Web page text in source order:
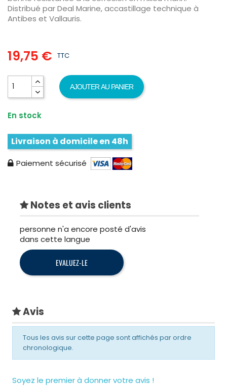
Distribué par Deal Marine, accastillage technique à
Antibes et Vallauris.
19,75 € TTC
AJOUTER AU PANIER
En stock
Livraison à domicile en 48h
Paiement sécurisé
Notes et avis clients
personne n'a encore posté d'avis
dans cette langue
EVALUEZ-LE
Avis
Tous les avis sur cette page sont affichés par ordre
chronologique.
Soyez le premier à donner votre avis !